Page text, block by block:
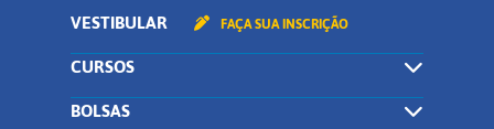
VESTIBULAR FAÇA SUA INSCRIÇÃO
CURSOS
BOLSAS